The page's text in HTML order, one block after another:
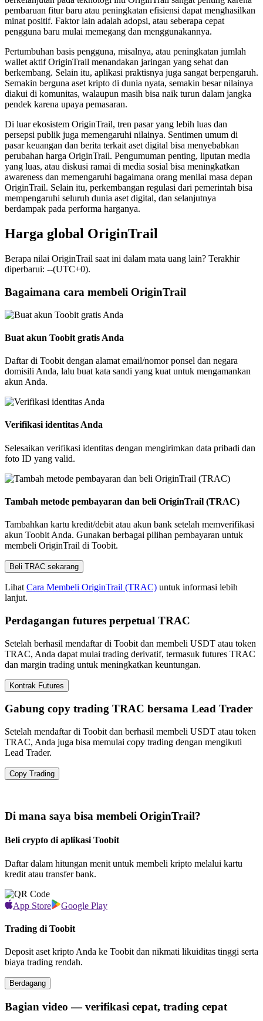
pembaruan fitur baru atau peningkatan efisiensi dapat menghasilkan
minat positif. Faktor lain adalah adopsi, atau seberapa cepat
pengguna baru mulai memegang dan menggunakannya.
Pertumbuhan basis pengguna, misalnya, atau peningkatan jumlah
wallet aktif OriginTrail menandakan jaringan yang sehat dan
berkembang. Selain itu, aplikasi praktisnya juga sangat berpengaruh.
Semakin berguna aset kripto di dunia nyata, semakin besar nilainya
diakui di komunitas, walaupun masih bisa naik turun dalam jangka
pendek karena upaya pemasaran.
Di luar ekosistem OriginTrail, tren pasar yang lebih luas dan
persepsi publik juga memengaruhi nilainya. Sentimen umum di
pasar keuangan dan berita terkait aset digital bisa menyebabkan
perubahan harga OriginTrail. Pengumuman penting, liputan media
yang luas, atau diskusi ramai di media sosial bisa meningkatkan
awareness dan memengaruhi bagaimana orang menilai masa depan
OriginTrail. Selain itu, perkembangan regulasi dari pemerintah bisa
mempengaruhi seluruh dunia aset digital, dan selanjutnya
berdampak pada performa harganya.
Harga global OriginTrail
Berapa nilai OriginTrail saat ini dalam mata uang lain? Terakhir
diperbarui: --(UTC+0).
Bagaimana cara membeli OriginTrail
Buat akun Toobit gratis Anda
Daftar di Toobit dengan alamat email/nomor ponsel dan negara
domisili Anda, lalu buat kata sandi yang kuat untuk mengamankan
akun Anda.
Verifikasi identitas Anda
Selesaikan verifikasi identitas dengan mengirimkan data pribadi dan
foto ID yang valid.
Tambah metode pembayaran dan beli OriginTrail (TRAC)
Tambahkan kartu kredit/debit atau akun bank setelah memverifikasi
akun Toobit Anda. Gunakan berbagai pilihan pembayaran untuk
membeli OriginTrail di Toobit.
Beli TRAC sekarang
Lihat Cara Membeli OriginTrail (TRAC) untuk informasi lebih
lanjut.
Perdagangan futures perpetual TRAC
Setelah berhasil mendaftar di Toobit dan membeli USDT atau token
TRAC, Anda dapat mulai trading derivatif, termasuk futures TRAC
dan margin trading untuk meningkatkan keuntungan.
Kontrak Futures
Gabung copy trading TRAC bersama Lead Trader
Setelah mendaftar di Toobit dan berhasil membeli USDT atau token
TRAC, Anda juga bisa memulai copy trading dengan mengikuti
Lead Trader.
Copy Trading
Di mana saya bisa membeli OriginTrail?
Beli crypto di aplikasi Toobit
Daftar dalam hitungan menit untuk membeli kripto melalui kartu
kredit atau transfer bank.
App Store Google Play
Trading di Toobit
Deposit aset kripto Anda ke Toobit dan nikmati likuiditas tinggi serta
biaya trading rendah.
Berdagang
Bagian video — verifikasi cepat, trading cepat